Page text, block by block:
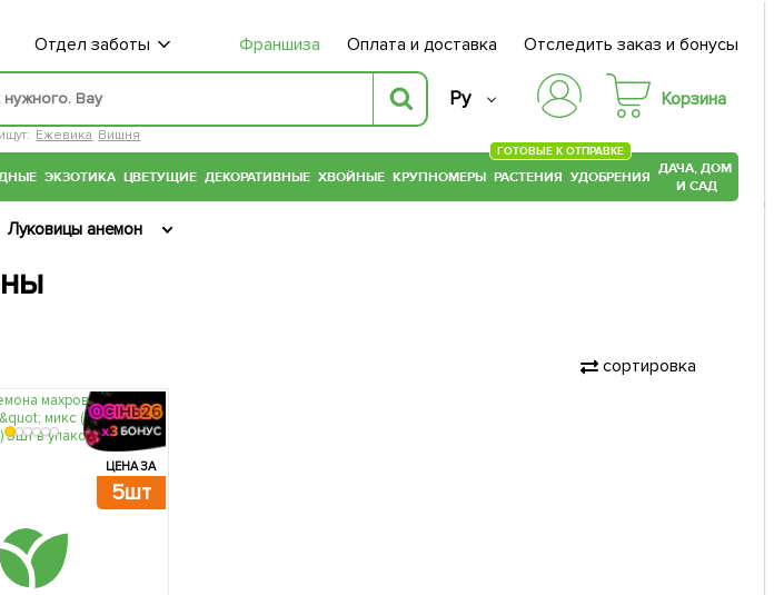
Отдел заботы Франшиза Оплата и доставка Отследить заказ и бонусы
Ежевика Вишня
Ру Корзина
ЭКЗОТИКА ЦВЕТУЩИЕ ДЕКОРАТИВНЫЕ ХВОЙНЫЕ КРУПНОМЕРЫ РАСТЕНИЯ
ГОТОВЫЕ К ОТПРАВКЕ
УДОБРЕНИЯ ДАЧА, ДОМ
И САД
Луковицы анемон
сортировка
ЦЕНА ЗА
5шт